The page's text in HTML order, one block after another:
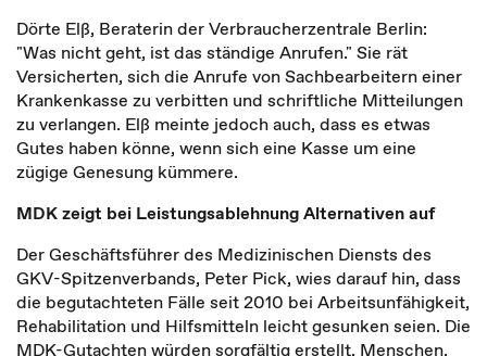
Dörte Elß, Beraterin der Verbraucherzentrale Berlin:
"Was nicht geht, ist das ständige Anrufen." Sie rät
Versicherten, sich die Anrufe von Sachbearbeitern einer
Krankenkasse zu verbitten und schriftliche Mitteilungen
zu verlangen. Elß meinte jedoch auch, dass es etwas
Gutes haben könne, wenn sich eine Kasse um eine
zügige Genesung kümmere.
MDK zeigt bei Leistungsablehnung Alternativen auf
Der Geschäftsführer des Medizinischen Diensts des
GKV-Spitzenverbands, Peter Pick, wies darauf hin, dass
die begutachteten Fälle seit 2010 bei Arbeitsunfähigkeit,
Rehabilitation und Hilfsmitteln leicht gesunken seien. Die
MDK-Gutachten würden sorgfältig erstellt. Menschen,